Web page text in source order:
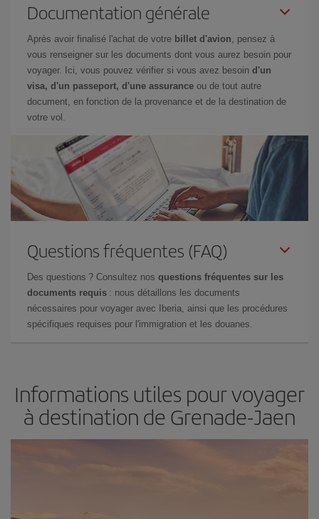
Documentation générale
Après avoir finalisé l'achat de votre billet d'avion, pensez à
vous renseigner sur les documents dont vous aurez besoin pour
voyager. Ici, vous pouvez vérifier si vous avez besoin d'un
visa, d'un passeport, d'une assurance ou de tout autre
document, en fonction de la provenance et de la destination de
votre vol.
Questions fréquentes (FAQ)
Des questions ? Consultez nos questions fréquentes sur les
documents requis : nous détaillons les documents
nécessaires pour voyager avec Iberia, ainsi que les procédures
spécifiques requises pour l'immigration et les douanes.
Informations utiles pour voyager
à destination de Grenade-Jaen